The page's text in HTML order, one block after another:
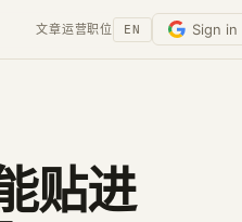
文章运营职位 EN Sign in
贴进